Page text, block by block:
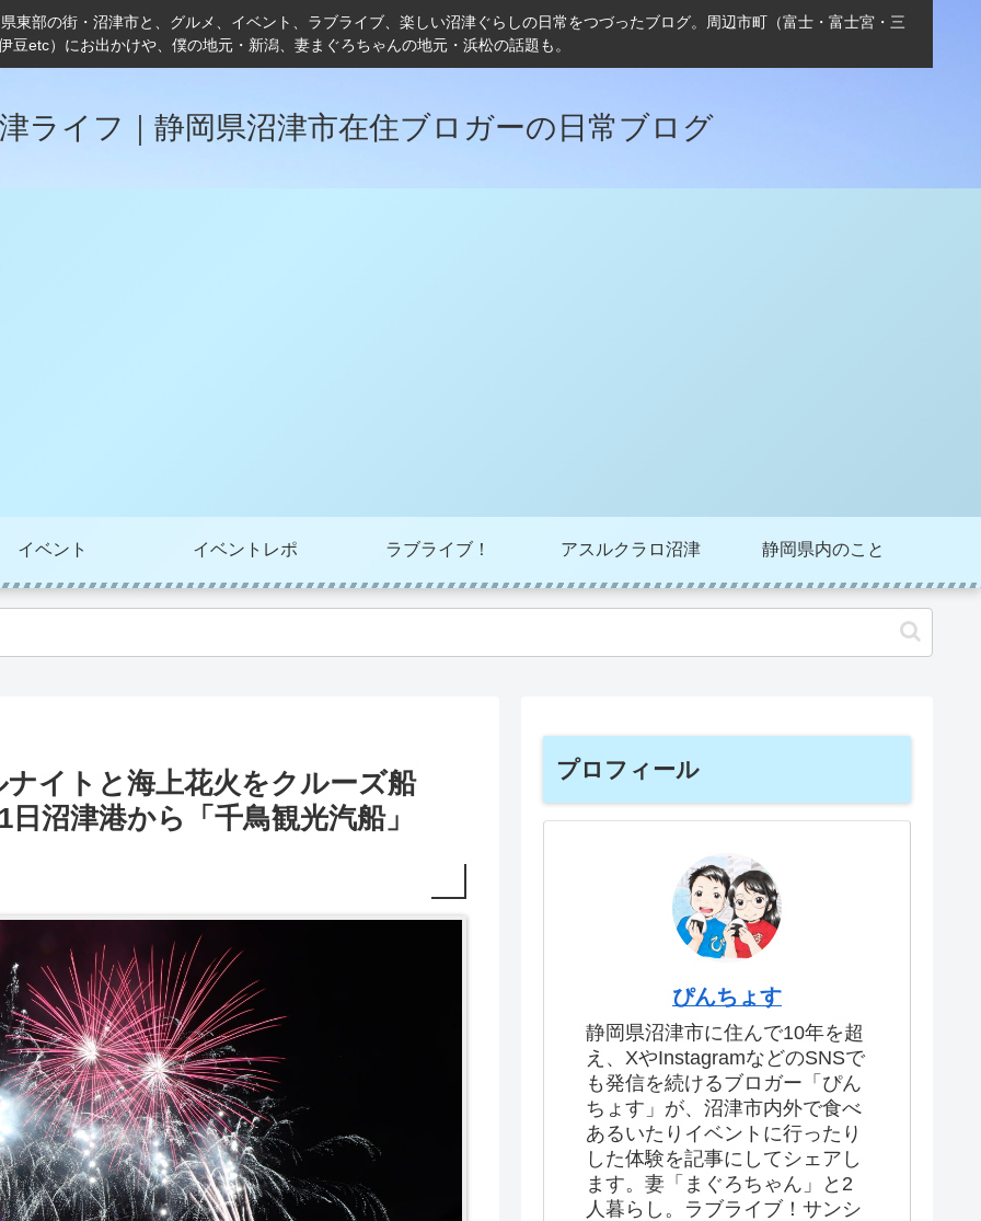
東部の街・沼津市と、グルメ、イベント、ラブライブ、楽しい沼津ぐらしの日常をつづったブログ。周辺市町（富士・富士宮・三
豆etc）にお出かけや、僕の地元・新潟、妻まぐろちゃんの地元・浜松の話題も。
ライフ｜静岡県沼津市在住ブロガーの日常ブログ
イベント イベントレポ ラブライブ！ アスルクラロ沼津 静岡県内のこと
イトと海上花火をクルーズ船
沼津港から「千鳥観光汽船」
プロフィール
ぴんちょす
静岡県沼津市に住んで10年を超
え、XやInstagramなどのSNSで
も発信を続けるブロガー「ぴん
ちょす」が、沼津市内外で食べ
あるいたりイベントに行ったり
した体験を記事にしてシェアし
ます。妻「まぐろちゃん」と2
人暮らし。ラブライブ！サンシ